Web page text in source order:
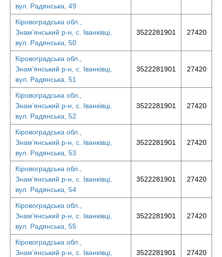
вул. Радянська, 49
Кіровоградська обл.,
Знам’янський р-н, с. Іванківці,
вул. Радянська, 50
3522281901 27420
Кіровоградська обл.,
Знам’янський р-н, с. Іванківці,
вул. Радянська, 51
3522281901 27420
Кіровоградська обл.,
Знам’янський р-н, с. Іванківці,
вул. Радянська, 52
3522281901 27420
Кіровоградська обл.,
Знам’янський р-н, с. Іванківці,
вул. Радянська, 53
3522281901 27420
Кіровоградська обл.,
Знам’янський р-н, с. Іванківці,
вул. Радянська, 54
3522281901 27420
Кіровоградська обл.,
Знам’янський р-н, с. Іванківці,
вул. Радянська, 55
3522281901 27420
Кіровоградська обл.,
Знам’янський р-н, с. Іванківці,
3522281901 27420